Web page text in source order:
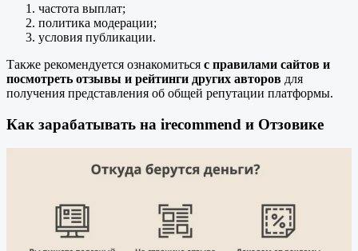
частота выплат;
политика модерации;
условия публикации.
Также рекомендуется ознакомиться с правилами сайтов и
посмотреть отзывы и рейтинги других авторов для
получения представления об общей репутации платформы.
Как зарабатывать на irecommend и Отзовике